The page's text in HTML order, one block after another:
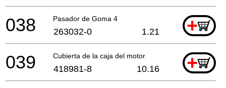
Pasador de Goma 4 +
038 263032-0 1.21
Cubierta de la caja del motor +
039 418981-8 10.16